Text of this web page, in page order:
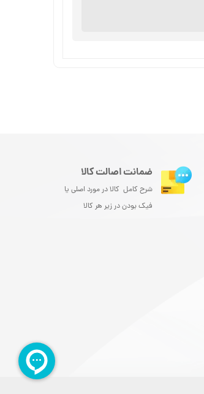
ضمانت اصالت کالا
شرح کامل کالا در مورد اصلی یا
فیک بودن در زیر هر کالا